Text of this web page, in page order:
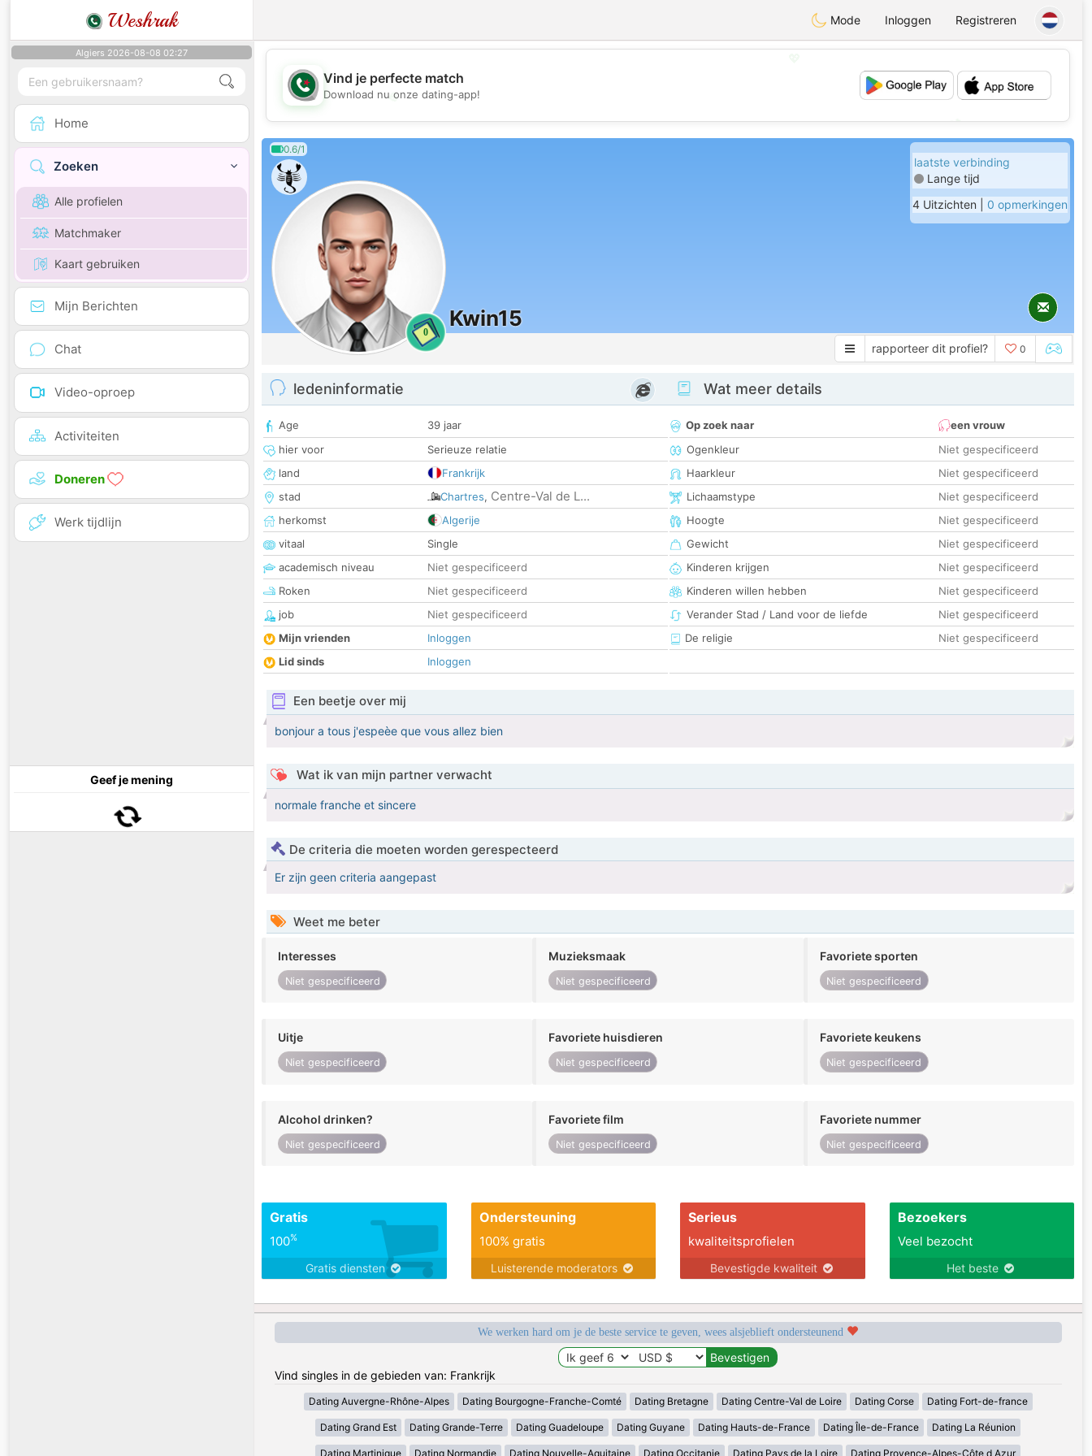
Weshrak Mode Inloggen Registreren
Algiers 2026-08-08 02:27
Home
Zoeken
Alle profielen
Matchmaker
Kaart gebruiken
Mijn Berichten
Chat
Video-oproep
Activiteiten
Doneren
Werk tijdlijn
Geef je mening
💖
💕
Vind je perfecte match
Download nu onze dating-app!
0.6/1
0
Kwin15
laatste verbinding
Lange tijd
4 Uitzichten | 0 opmerkingen
rapporteer dit profiel? 0
ledeninformatie
Age
39 jaar
hier voor
Serieuze relatie
land
Frankrijk
stad
Chartres, Centre-Val de L...
herkomst
Algerije
vitaal
Single
academisch niveau
Niet gespecificeerd
Roken
Niet gespecificeerd
job
Niet gespecificeerd
Mijn vrienden
Inloggen
Lid sinds
Inloggen
Wat meer details
Op zoek naar
een vrouw
Ogenkleur
Niet gespecificeerd
Haarkleur
Niet gespecificeerd
Lichaamstype
Niet gespecificeerd
Hoogte
Niet gespecificeerd
Gewicht
Niet gespecificeerd
Kinderen krijgen
Niet gespecificeerd
Kinderen willen hebben
Niet gespecificeerd
Verander Stad / Land voor de liefde
Niet gespecificeerd
De religie
Niet gespecificeerd
Een beetje over mij
bonjour a tous j'espeèe que vous allez bien
Wat ik van mijn partner verwacht
normale franche et sincere
De criteria die moeten worden gerespecteerd
Er zijn geen criteria aangepast
Weet me beter
Interesses
Niet gespecificeerd
Muzieksmaak
Niet gespecificeerd
Favoriete sporten
Niet gespecificeerd
Uitje
Niet gespecificeerd
Favoriete huisdieren
Niet gespecificeerd
Favoriete keukens
Niet gespecificeerd
Alcohol drinken?
Niet gespecificeerd
Favoriete film
Niet gespecificeerd
Favoriete nummer
Niet gespecificeerd
Gratis
100%
Gratis diensten
Ondersteuning
100% gratis
Luisterende moderators
Serieus
kwaliteitsprofielen
Bevestigde kwaliteit
Bezoekers
Veel bezocht
Het beste
We werken hard om je de beste service te geven, wees alsjeblieft ondersteunend
Vind singles in de gebieden van: Frankrijk
Dating Auvergne-Rhône-Alpes Dating Bourgogne-Franche-Comté Dating Bretagne Dating Centre-Val de Loire Dating Corse Dating Fort-de-france
Dating Grand Est Dating Grande-Terre Dating Guadeloupe Dating Guyane Dating Hauts-de-France Dating Île-de-France Dating La Réunion
Dating Martinique Dating Normandie Dating Nouvelle-Aquitaine Dating Occitanie Dating Pays de la Loire Dating Provence-Alpes-Côte d Azur